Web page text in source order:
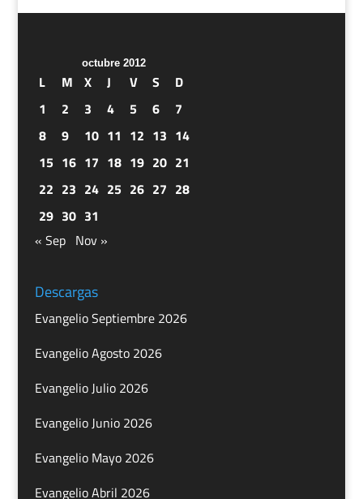
octubre 2012
L M X J V S
D
1
2 3 4 5 6
7
8
9 10 11 12 13 14
15 16 17 18 19 20 21
22 23 24 25 26 27 28
29 30 31
« Sep Nov »
Descargas
Evangelio Septiembre 2026
Evangelio Agosto 2026
Evangelio Julio 2026
Evangelio Junio 2026
Evangelio Mayo 2026
Evangelio Abril 2026